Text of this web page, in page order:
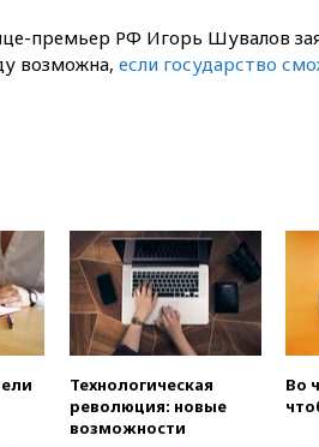
премьер РФ Игорь Шувалов
возможна, если государство
Технологическая
революция: новые
возможности
Во